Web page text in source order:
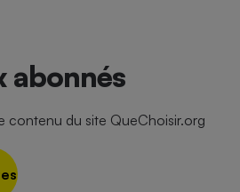
abonnés
contenu du site QueChoisir.org
Lave-vaisselle
Crème solaire